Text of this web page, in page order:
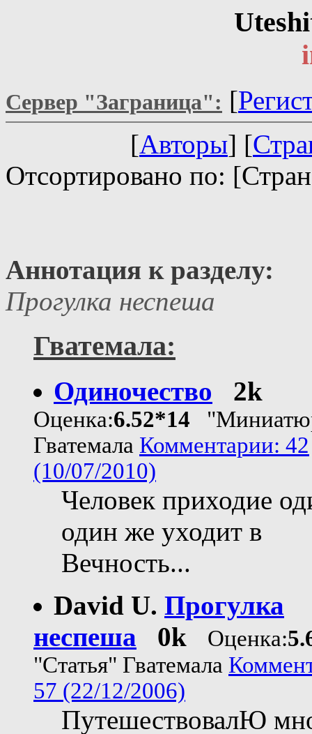
Сервер "Заграница": [
[Авторы] [
Отсортировано по:
Аннотация к разделу:
Прогулка неспеша
Гватемала:
Одиночество 2k
Оценка:6.52*14
Гватемала Комментарии: 42
(10/07/2010)
Человек приходие
один же уходит в
Вечность...
David U. Прогулка
неспеша
0k Оценка:
"Статья" Гватемала
57 (22/12/2006)
ПутешествовалЮ